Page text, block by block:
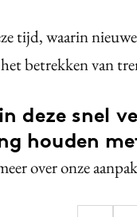
tijd, waarin
betrekken van
deze snel
houden
over onze